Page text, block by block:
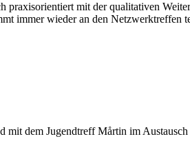
praxisorientiert mit der qualitativen
immer wieder an den Netzwerktreffen
mit dem Jugendtreff Mårtin im